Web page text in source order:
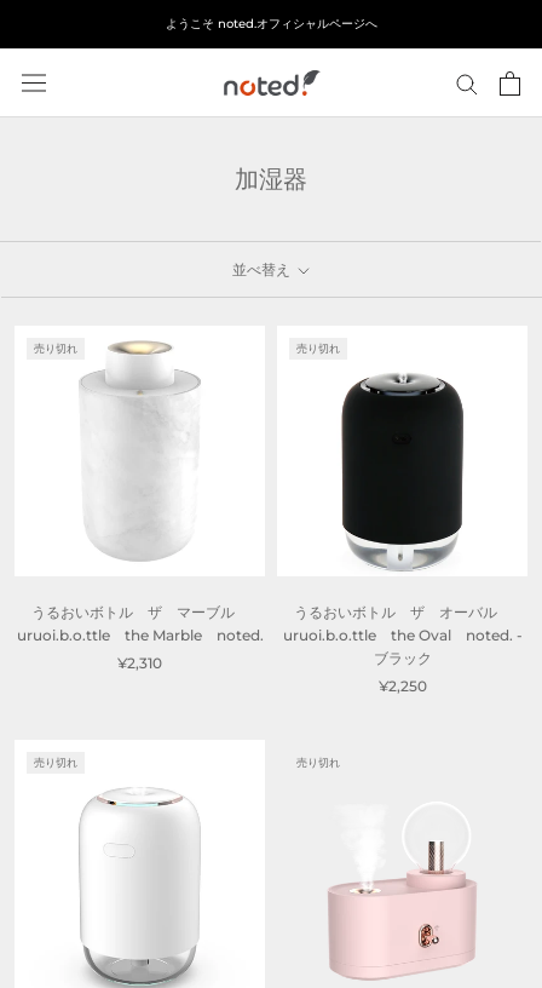
し
テ
ツ
ようこそ noted.オフィシャルページへ
加湿器
並べ替え
売り切れ
うるおいボトル ザ マーブル
uruoi.b.o.ttle the Marble noted.
¥2,310
売り切れ
うるおいボトル ザ オーバル
uruoi.b.o.ttle the Oval noted. -
ブラック
¥2,250
売り切れ 売り切れ